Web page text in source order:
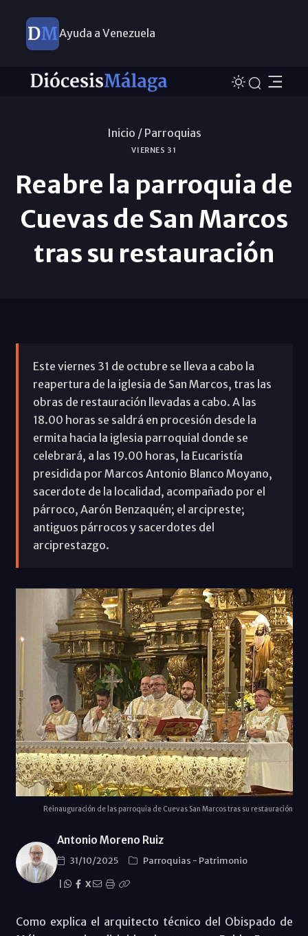
Ayuda a Venezuela
Inicio / Parroquias
VIERNES 31
Reabre la parroquia de
Cuevas de San Marcos
tras su restauración
Este viernes 31 de octubre se lleva a cabo la
reapertura de la iglesia de San Marcos, tras las
obras de restauración llevadas a cabo. A las
18.00 horas se saldrá en procesión desde la
ermita hacia la iglesia parroquial donde se
celebrará, a las 19.00 horas, la Eucaristía
presidida por Marcos Antonio Blanco Moyano,
sacerdote de la localidad, acompañado por el
párroco, Aarón Benzaquén; el arcipreste;
antiguos párrocos y sacerdotes del
arciprestazgo.
Reinauguración de las parroquia de Cuevas San Marcos tras su restauración
Antonio Moreno Ruiz
31/10/2025 Parroquias - Patrimonio
X
Como explica el arquitecto técnico del Obispado de